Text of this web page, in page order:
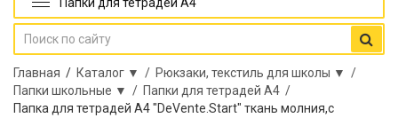
Главная / Каталог ▼ / Рюкзаки, текстиль для школы ▼ /
Папки школьные ▼ / Папки для тетрадей А4 /
Папка для тетрадей А4 "DeVente.Start" ткань молния,с